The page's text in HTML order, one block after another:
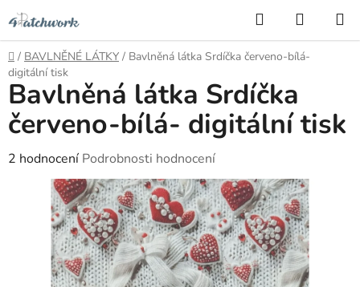
Přejít
na
obsah
Hledat
KOŠÍK
Domů
/ BAVLNĚNÉ LÁTKY / Bavlněná látka Srdíčka červeno-bílá-
digitální tisk
Bavlněná látka Srdíčka
červeno-bílá- digitální tisk
Průměrné
hodnocení
produktu
2 hodnocení Podrobnosti hodnocení